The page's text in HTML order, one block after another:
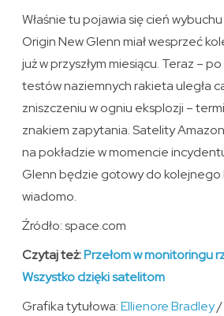
Właśnie tu pojawia się cień
Origin New Glenn miał wesprzeć
już w przyszłym miesiącu. Teraz –
testów naziemnych rakieta uległa
zniszczeniu w ogniu eksplozji –
znakiem zapytania. Satelity
na pokładzie w momencie
Glenn będzie gotowy do kolejnego
wiadomo.
Źródło: space.com
Czytaj też:Przełom w monitoringu
Wszystko dzięki satelitom
Grafika tytułowa:Ellienore Bradley/